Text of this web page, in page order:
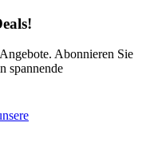
Abonnieren Sie
spannende